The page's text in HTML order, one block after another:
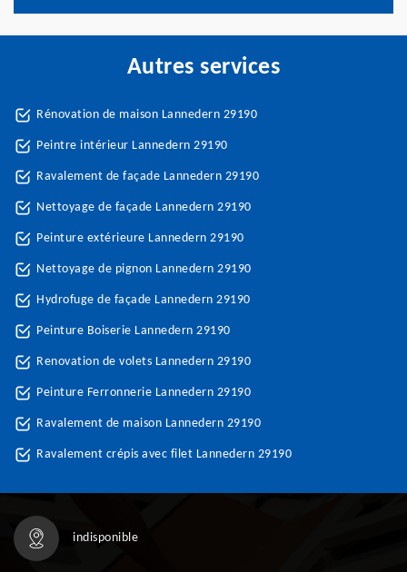
Autres services
Rénovation de maison Lannedern 29190
Peintre intérieur Lannedern 29190
Ravalement de façade Lannedern 29190
Nettoyage de façade Lannedern 29190
Peinture extérieure Lannedern 29190
Nettoyage de pignon Lannedern 29190
Hydrofuge de façade Lannedern 29190
Peinture Boiserie Lannedern 29190
Renovation de volets Lannedern 29190
Peinture Ferronnerie Lannedern 29190
Ravalement de maison Lannedern 29190
Ravalement crépis avec filet Lannedern 29190
indisponible